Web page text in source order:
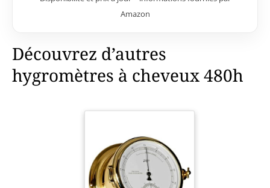
Amazon
Découvrez d’autres
hygromètres à cheveux 480h